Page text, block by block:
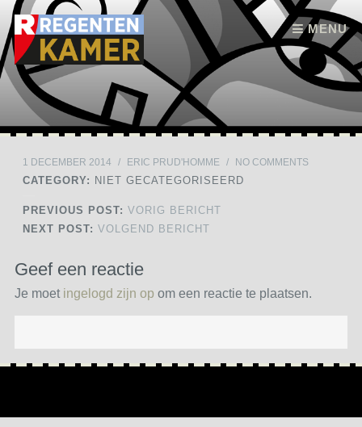
MENU
Skip to content
1 DECEMBER 2014 / ERIC PRUD'HOMME / NO COMMENTS
CATEGORY: NIET GECATEGORISEERD
PREVIOUS POST: VORIG BERICHT
NEXT POST: VOLGEND BERICHT
Geef een reactie
Je moet ingelogd zijn op om een reactie te plaatsen.